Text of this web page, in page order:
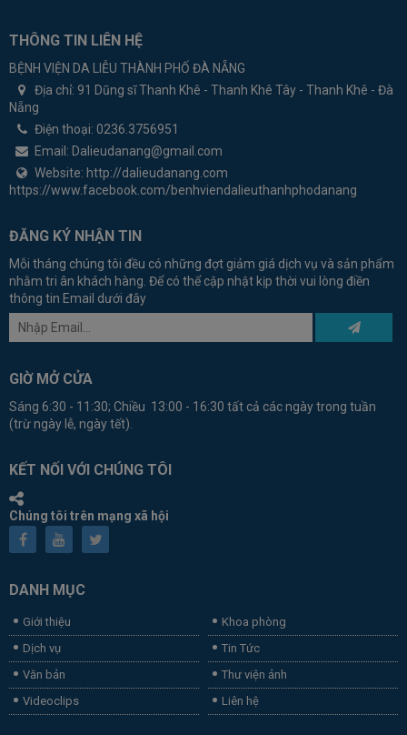
THÔNG TIN LIÊN HỆ
BỆNH VIỆN DA LIỄU THÀNH PHỐ ĐÀ NẴNG
Địa chỉ: 91 Dũng sĩ Thanh Khê - Thanh Khê Tây - Thanh Khê - Đà
Nẵng
Điện thoại: 0236.3756951
Email: Dalieudanang@gmail.com
Website: http://dalieudanang.com
https://www.facebook.com/benhviendalieuthanhphodanang
ĐĂNG KÝ NHẬN TIN
Mỗi tháng chúng tôi đều có những đợt giảm giá dịch vụ và sản phẩm
nhằm tri ân khách hàng. Để có thể cập nhật kịp thời vui lòng điền
thông tin Email dưới đây
GIỜ MỞ CỬA
Sáng 6:30 - 11:30; Chiều 13:00 - 16:30 tất cả các ngày trong tuần
(trừ ngày lễ, ngày tết).
KẾT NỐI VỚI CHÚNG TÔI
Chúng tôi trên mạng xã hội
DANH MỤC
Giới thiệu
Khoa phòng
Dịch vụ
Tin Tức
Văn bản
Thư viện ảnh
Videoclips
Liên hệ